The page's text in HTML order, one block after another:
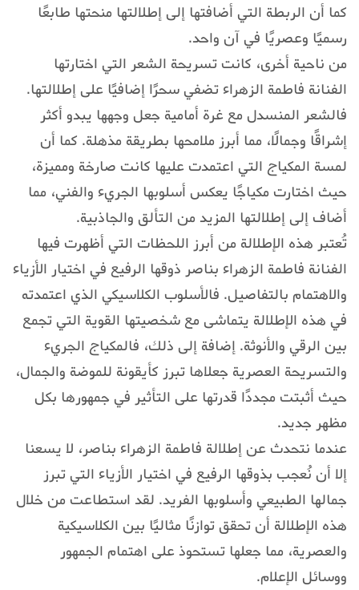
كما أن الربطة التي أضافتها إلى إطلالتها منحتها طابعًا
رسميًا وعصريًا في آن واحد.
من ناحية أخرى، كانت تسريحة الشعر التي اختارتها
الفنانة فاطمة الزهراء تضفي سحرًا إضافيًا على إطلالتها.
فالشعر المنسدل مع غرة أمامية جعل وجهها يبدو أكثر
إشراقًا وجمالًا، مما أبرز ملامحها بطريقة مذهلة. كما أن
لمسة المكياج التي اعتمدت عليها كانت صارخة ومميزة،
حيث اختارت مكياجًا يعكس أسلوبها الجريء والفني، مما
أضاف إلى إطلالتها المزيد من التألق والجاذبية.
تُعتبر هذه الإطلالة من أبرز اللحظات التي أظهرت فيها
الفنانة فاطمة الزهراء بناصر ذوقها الرفيع في اختيار الأزياء
والاهتمام بالتفاصيل. فالأسلوب الكلاسيكي الذي اعتمدته
في هذه الإطلالة يتماشى مع شخصيتها القوية التي تجمع
بين الرقي والأنوثة. إضافة إلى ذلك، فالمكياج الجريء
والتسريحة العصرية جعلاها تبرز كأيقونة للموضة والجمال،
حيث أثبتت مجددًا قدرتها على التأثير في جمهورها بكل
مظهر جديد.
عندما نتحدث عن إطلالة فاطمة الزهراء بناصر، لا يسعنا
إلا أن نُعجب بذوقها الرفيع في اختيار الأزياء التي تبرز
جمالها الطبيعي وأسلوبها الفريد. لقد استطاعت من خلال
هذه الإطلالة أن تحقق توازنًا مثاليًا بين الكلاسيكية
والعصرية، مما جعلها تستحوذ على اهتمام الجمهور
ووسائل الإعلام.